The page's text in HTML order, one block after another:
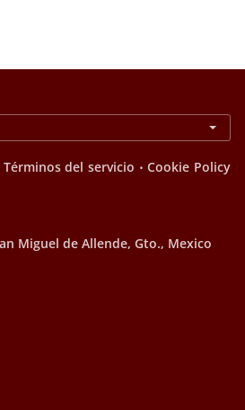
Términos del servicio . Cookie Policy
Miguel de Allende, Gto., Mexico